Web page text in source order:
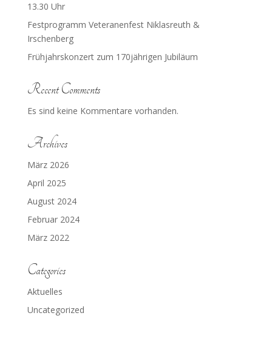
13.30 Uhr
Festprogramm Veteranenfest Niklasreuth &
Irschenberg
Frühjahrskonzert zum 170jährigen Jubiläum
Recent Comments
Es sind keine Kommentare vorhanden.
Archives
März 2026
April 2025
August 2024
Februar 2024
März 2022
Categories
Aktuelles
Uncategorized